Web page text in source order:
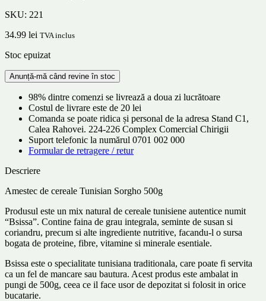
SKU: 221
34.99 lei TVA inclus
Stoc epuizat
98% dintre comenzi se livrează a doua zi lucrătoare
Costul de livrare este de 20 lei
Comanda se poate ridica și personal de la adresa Stand C1,
Calea Rahovei. 224-226 Complex Comercial Chirigii
Suport telefonic la numărul 0701 002 000
Formular de retragere / retur
Descriere
Amestec de cereale Tunisian Sorgho 500g
Produsul este un mix natural de cereale tunisiene autentice numit
“Bsissa”. Contine faina de grau integrala, seminte de susan si
coriandru, precum si alte ingrediente nutritive, facandu-l o sursa
bogata de proteine, fibre, vitamine si minerale esentiale.
Bsissa este o specialitate tunisiana traditionala, care poate fi servita
ca un fel de mancare sau bautura. Acest produs este ambalat in
pungi de 500g, ceea ce il face usor de depozitat si folosit in orice
bucatarie.